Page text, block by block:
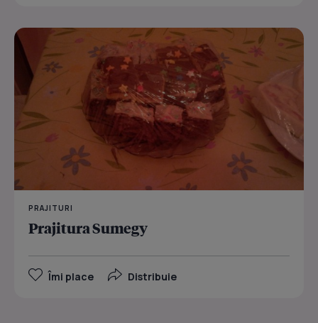
PRAJITURI
Prajitura Sumegy
Îmi place Distribuie